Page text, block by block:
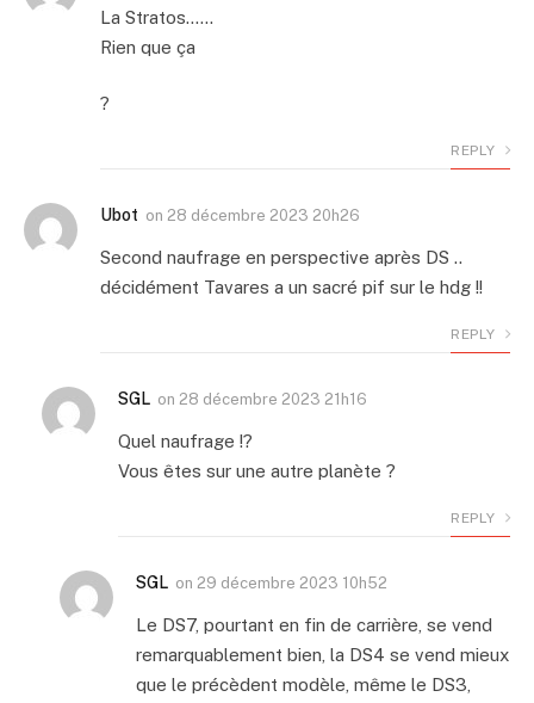
La Stratos……
Rien que ça
?
REPLY
Ubot on 28 décembre 2023 20h26
Second naufrage en perspective après DS ..
décidément Tavares a un sacré pif sur le hdg !!
REPLY
SGL on 28 décembre 2023 21h16
Quel naufrage !?
Vous êtes sur une autre planète ?
REPLY
SGL on 29 décembre 2023 10h52
Le DS7, pourtant en fin de carrière, se vend
remarquablement bien, la DS4 se vend mieux
que le précèdent modèle, même le DS3,